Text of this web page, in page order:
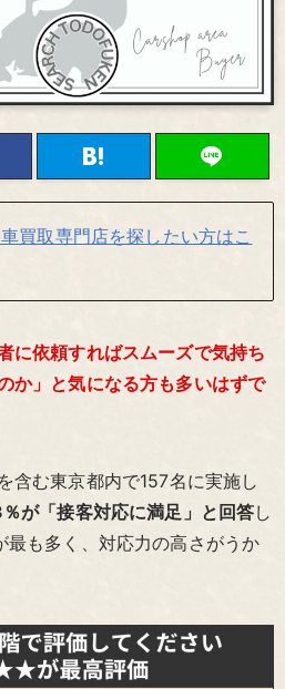
買取専門店を探したい方はこ
に依頼すればスムーズで気持ち
か」と気になる方も多いはずで
含む東京都内で157名に実施し
が「接客対応に満足」と回答し
も多く、対応力の高さがうか